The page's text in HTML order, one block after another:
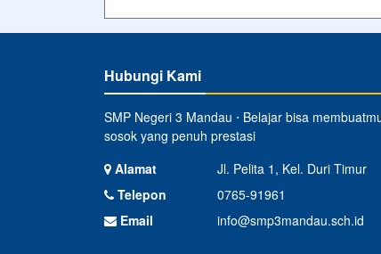
Hubungi Kami
SMP Negeri 3 Mandau ⋅ Belajar bisa
sosok yang penuh prestasi
Alamat
Jl. Pelita 1, Kel. Duri Timur
Telepon
0765-91961
Email
info@smp3mandau.sch.id